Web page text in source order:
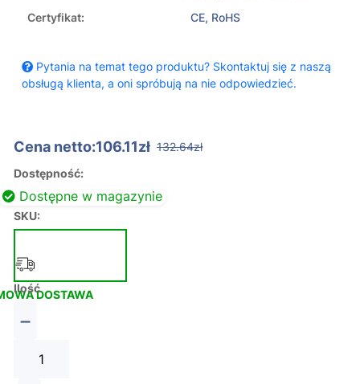
Certyfikat:
CE, RoHS
Pytania na temat tego produktu? Skontaktuj się z naszą
obsługą klienta, a oni spróbują na nie odpowiedzieć.
Cena netto:106.11zł 132.64zł
Dostępność:
Dostępne w magazynie
SKU:
DOSTAWA
Ilość
−